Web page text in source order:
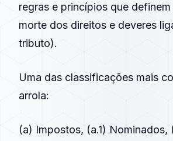
regras e princípios que
morte dos direitos e deveres
tributo).
Uma das classificações mais
arrola:
(a) Impostos, (a.1) Nominados,